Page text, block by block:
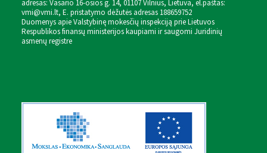
adresas: Vasario 16-osios g. 14, 01107 Vilnius, Lietuva, el.paštas:
vmi@vmi.lt, E. pristatymo dėžutės adresas 188659752
Duomenys apie Valstybinę mokesčių inspekciją prie Lietuvos
Respublikos finansų ministerijos kaupiami ir saugomi Juridinių
asmenų registre